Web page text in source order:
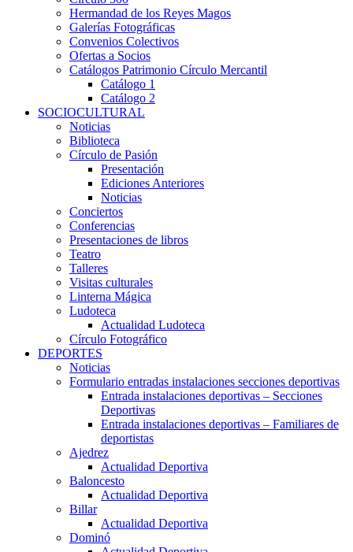
Hermandad de los Reyes Magos
Galerías Fotográficas
Convenios Colectivos
Ofertas a Socios
Catálogos Patrimonio Círculo Mercantil
Catálogo 1
Catálogo 2
SOCIOCULTURAL
Noticias
Biblioteca
Círculo de Pasión
Presentación
Ediciones Anteriores
Noticias
Conciertos
Conferencias
Presentaciones de libros
Teatro
Talleres
Visitas culturales
Linterna Mágica
Ludoteca
Actualidad Ludoteca
Círculo Fotográfico
DEPORTES
Noticias
Formulario entradas instalaciones secciones deportivas
Entrada instalaciones deportivas – Secciones
Deportivas
Entrada instalaciones deportivas – Familiares de
deportistas
Ajedrez
Actualidad Deportiva
Baloncesto
Actualidad Deportiva
Billar
Actualidad Deportiva
Dominó